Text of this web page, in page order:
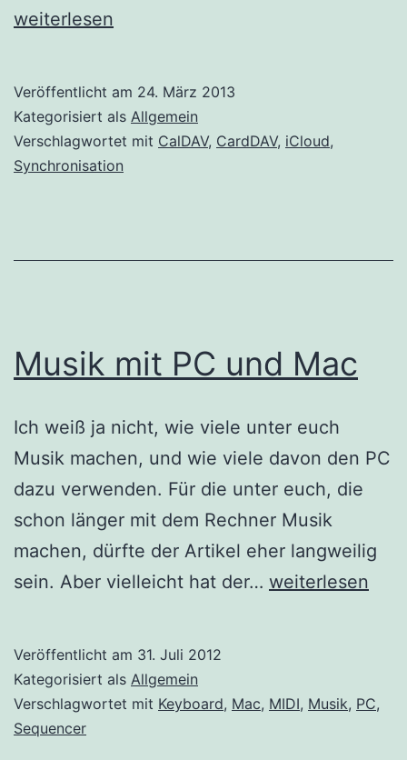
weiterlesen
Veröffentlicht am 24. März 2013
Kategorisiert als Allgemein
Verschlagwortet mit CalDAV, CardDAV, iCloud,
Synchronisation
Musik mit PC und Mac
Ich weiß ja nicht, wie viele unter euch
Musik machen, und wie viele davon den PC
dazu verwenden. Für die unter euch, die
schon länger mit dem Rechner Musik
machen, dürfte der Artikel eher langweilig
sein. Aber vielleicht hat der… Musik
Mac
weiterlesen
Veröffentlicht am 31. Juli 2012
Kategorisiert als Allgemein
Verschlagwortet mit Keyboard, Mac, MIDI, Musik, PC,
Sequencer